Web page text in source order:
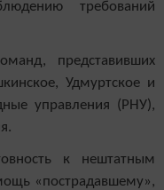
требований
представивших
Удмуртское и
управления (РНУ),
к нештатным
«пострадавшему»,